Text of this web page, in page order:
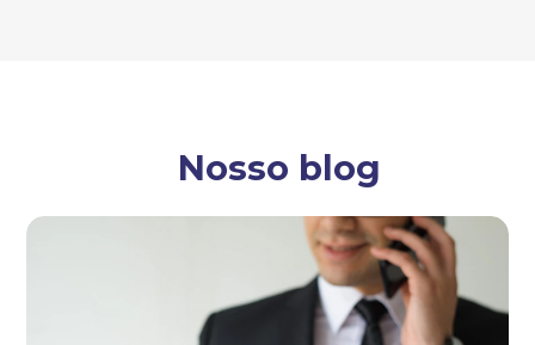
Nosso blog